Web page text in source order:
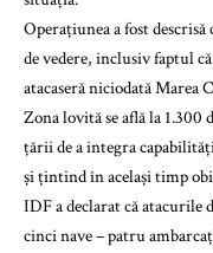
Operațiunea a fost
de vedere, inclusiv faptul
atacaseră niciodată Marea
Zona lovită se află la
țării de a integra
și țintind în același timp
IDF a declarat că atacurile
cinci nave – patru